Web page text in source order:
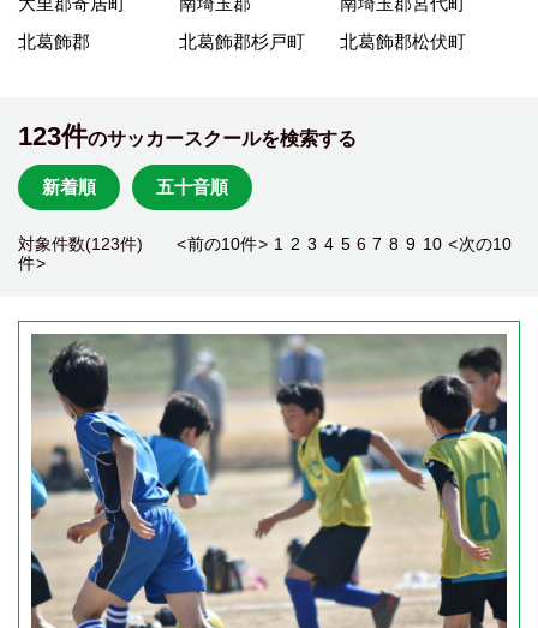
北葛飾郡
北葛飾郡杉戸町 北葛飾郡松伏町
123件のサッカースクールを検索する
新着順 五十音順
対象件数(123件) <前の10件> 1 2 3 4 5 6 7 8 9 10 <次の10
件>